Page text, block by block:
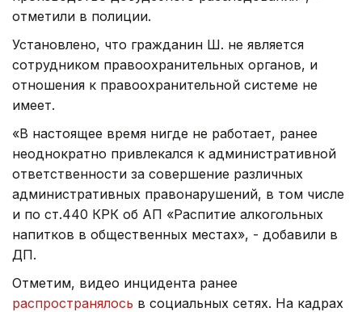
отметили в полиции.
Установлено, что гражданин Ш. не является
сотрудником правоохранительных органов, и
отношения к правоохранительной системе не
имеет.
«В настоящее время нигде не работает, ранее
неоднократно привлекался к административной
ответственности за совершение различных
административных правонарушений, в том числе
и по ст.440 КРК об АП «Распитие алкогольных
напитков в общественных местах», - добавили в
ДП.
Отметим, видео инцидента ранее
распространялось в социальных сетях. На кадрах